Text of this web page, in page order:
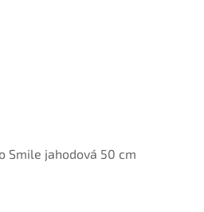
Smile jahodová 50 cm